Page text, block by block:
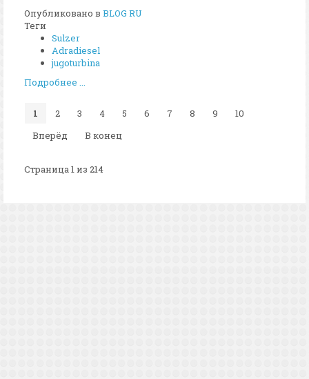
Опубликовано в BLOG RU
Теги
Sulzer
Adradiesel
jugoturbina
Подробнее ...
1 2 3 4 5 6 7 8 9
10
Вперёд
В конец
Страница 1 из 214